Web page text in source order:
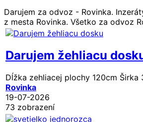
Darujem za odvoz - Rovinka.
z mesta Rovinka. Všetko za odvoz
Darujem žehliacu
Dĺžka zehliacej plochy 120cm Širka
Rovinka
19-07-2026
73 zobrazení